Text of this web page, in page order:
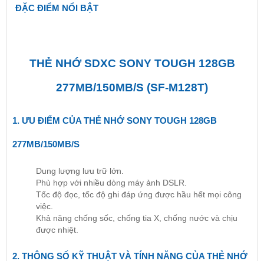
ĐẶC ĐIỂM NỔI BẬT
THẺ NHỚ SDXC SONY TOUGH 128GB
277MB/150MB/S (SF-M128T)
1. ƯU ĐIỂM CỦA THẺ NHỚ SONY TOUGH 128GB
277MB/150MB/S
Dung lượng lưu trữ lớn.
Phù hợp với nhiều dòng máy ảnh DSLR.
Tốc độ đọc, tốc độ ghi đáp ứng được hầu hết mọi công
việc.
Khả năng chống sốc, chống tia X, chống nước và chịu
được nhiệt.
2. THÔNG SỐ KỸ THUẬT VÀ TÍNH NĂNG CỦA THẺ NHỚ